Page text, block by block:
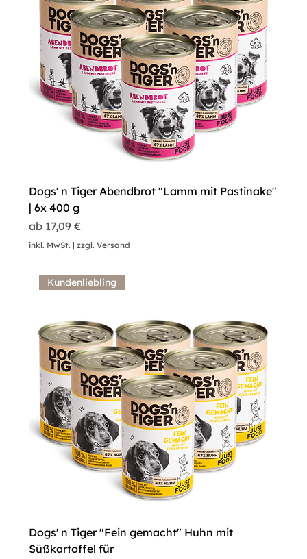
Dogs' n Tiger Abendbrot "Lamm mit Pastinake"
| 6x 400 g
ab 17,09 €
Sale-Preis
inkl. MwSt. |zzgl. Versand
Kundenliebling
Dogs' n Tiger "Fein gemacht" Huhn mit
Süßkartoffel für